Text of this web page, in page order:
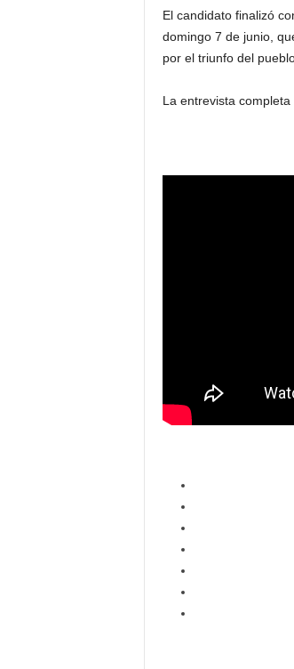
El candidato finalizó
domingo 7 de junio,
por el triunfo del
La entrevista